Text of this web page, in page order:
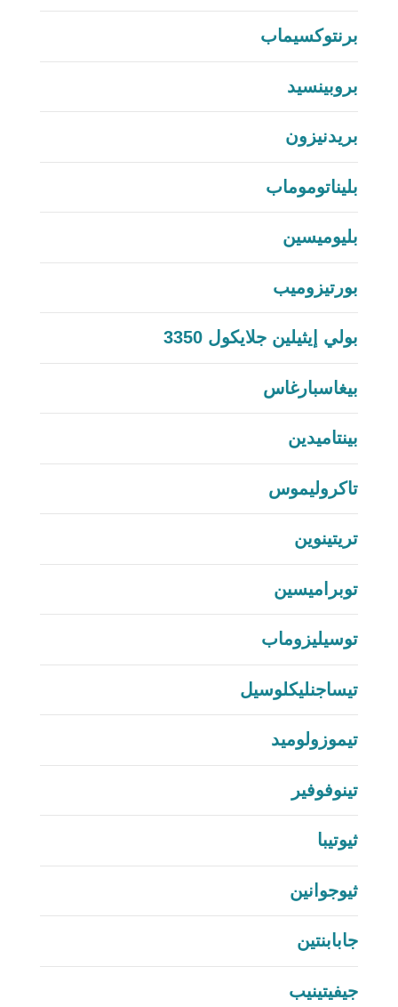
برنتوكسيماب
بروبينسيد
بريدنيزون
بليناتوموماب
بليوميسين
بورتيزوميب
بولي إيثيلين جلايكول 3350
بيغاسبارغاس
بينتاميدين
تاكروليموس
تريتينوين
توبراميسين
توسيليزوماب
تيساجنليكلوسيل
تيموزولوميد
تينوفوفير
ثيوتيبا
ثيوجوانين
جابابنتين
جيفيتينيب